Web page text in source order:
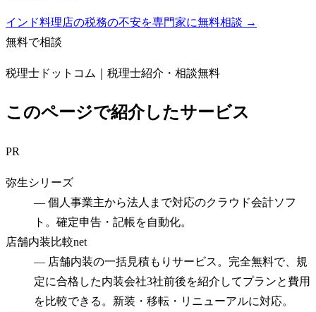
インド料理店の税務の不安を専門家に無料相談 →
無料で相談
税理士ドットコム｜税理士紹介・相談無料
このページで紹介したサービス
PR
弥生シリーズ
— 個人事業主から法人まで対応のクラウド会計ソフ
ト。確定申告・記帳を自動化。
店舗内装比較net
— 店舗内装の一括見積もりサービス。完全無料で、規
定に合格した内装会社3社前後を紹介してプランと費用
を比較できる。新装・移転・リニューアルに対応。